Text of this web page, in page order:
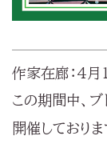
作家在廊：4月
この期間中、ブ
開催しておりま